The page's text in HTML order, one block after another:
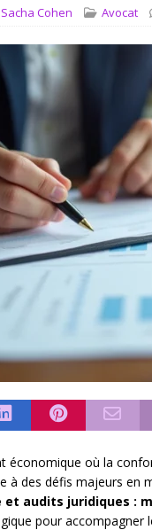
4, 2026 ]
Comment
Sacha Cohen Avocat
économique où la
à des défis majeurs en
audits juridiques :
pour